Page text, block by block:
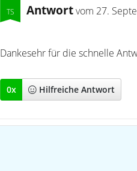
Antwortvom 27.
Dankesehr für die schnelle
0x Hilfreiche Antwort